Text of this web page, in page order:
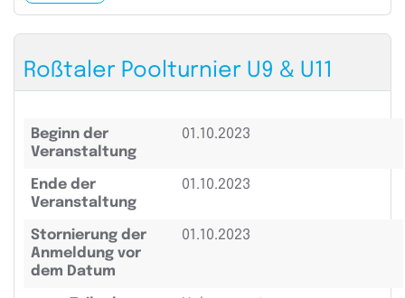
Roßtaler Poolturnier U9 & U11
Beginn der
Veranstaltung
01.10.2023
Ende der
Veranstaltung
01.10.2023
Stornierung der
Anmeldung vor
dem Datum
01.10.2023